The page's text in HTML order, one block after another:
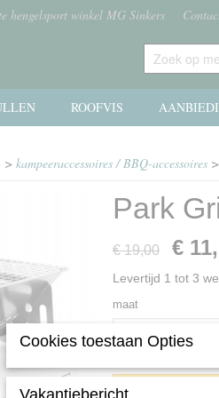
hengelsport winkel MG Sinkers
ROOFVIS
> kampeeraccessoires / BBQ-accessoires >
Park
€ 19,00 €
Levertijd 1 tot 3
maat
Cookies toestaan Opties
Vakantiebericht